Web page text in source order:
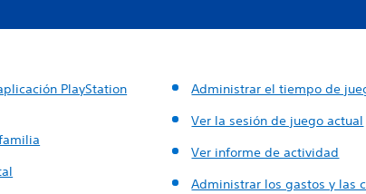
PlayStation
Administrar el tiempo de
Ver la sesión de juego actual
Ver informe de actividad
Administrar los gastos y las